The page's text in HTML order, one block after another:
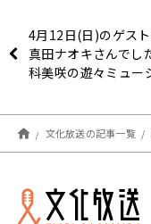
4月12日(日)のゲスト
真田ナオキさんでし
科美咲の遊々ミュー
文化放送の記事一覧